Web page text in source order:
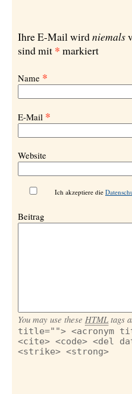
Ihre E-Mail wirdniemals
sind mit * markiert
Name *
E-Mail *
Website
Ich akzeptiere die
Beitrag
You may use these HTML tags
title=""> <acronym
<cite> <code> <del
<strike> <strong>